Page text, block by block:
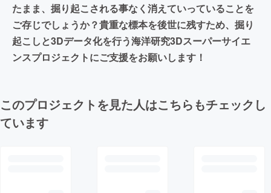
たまま、掘り起こされる事なく消えていっていることを
ご存じでしょうか？貴重な標本を後世に残すため、掘り
起こしと3Dデータ化を行う海洋研究3Dスーパーサイエ
ンスプロジェクトにご支援をお願いします！
このプロジェクトを見た人はこちらもチェックし
ています